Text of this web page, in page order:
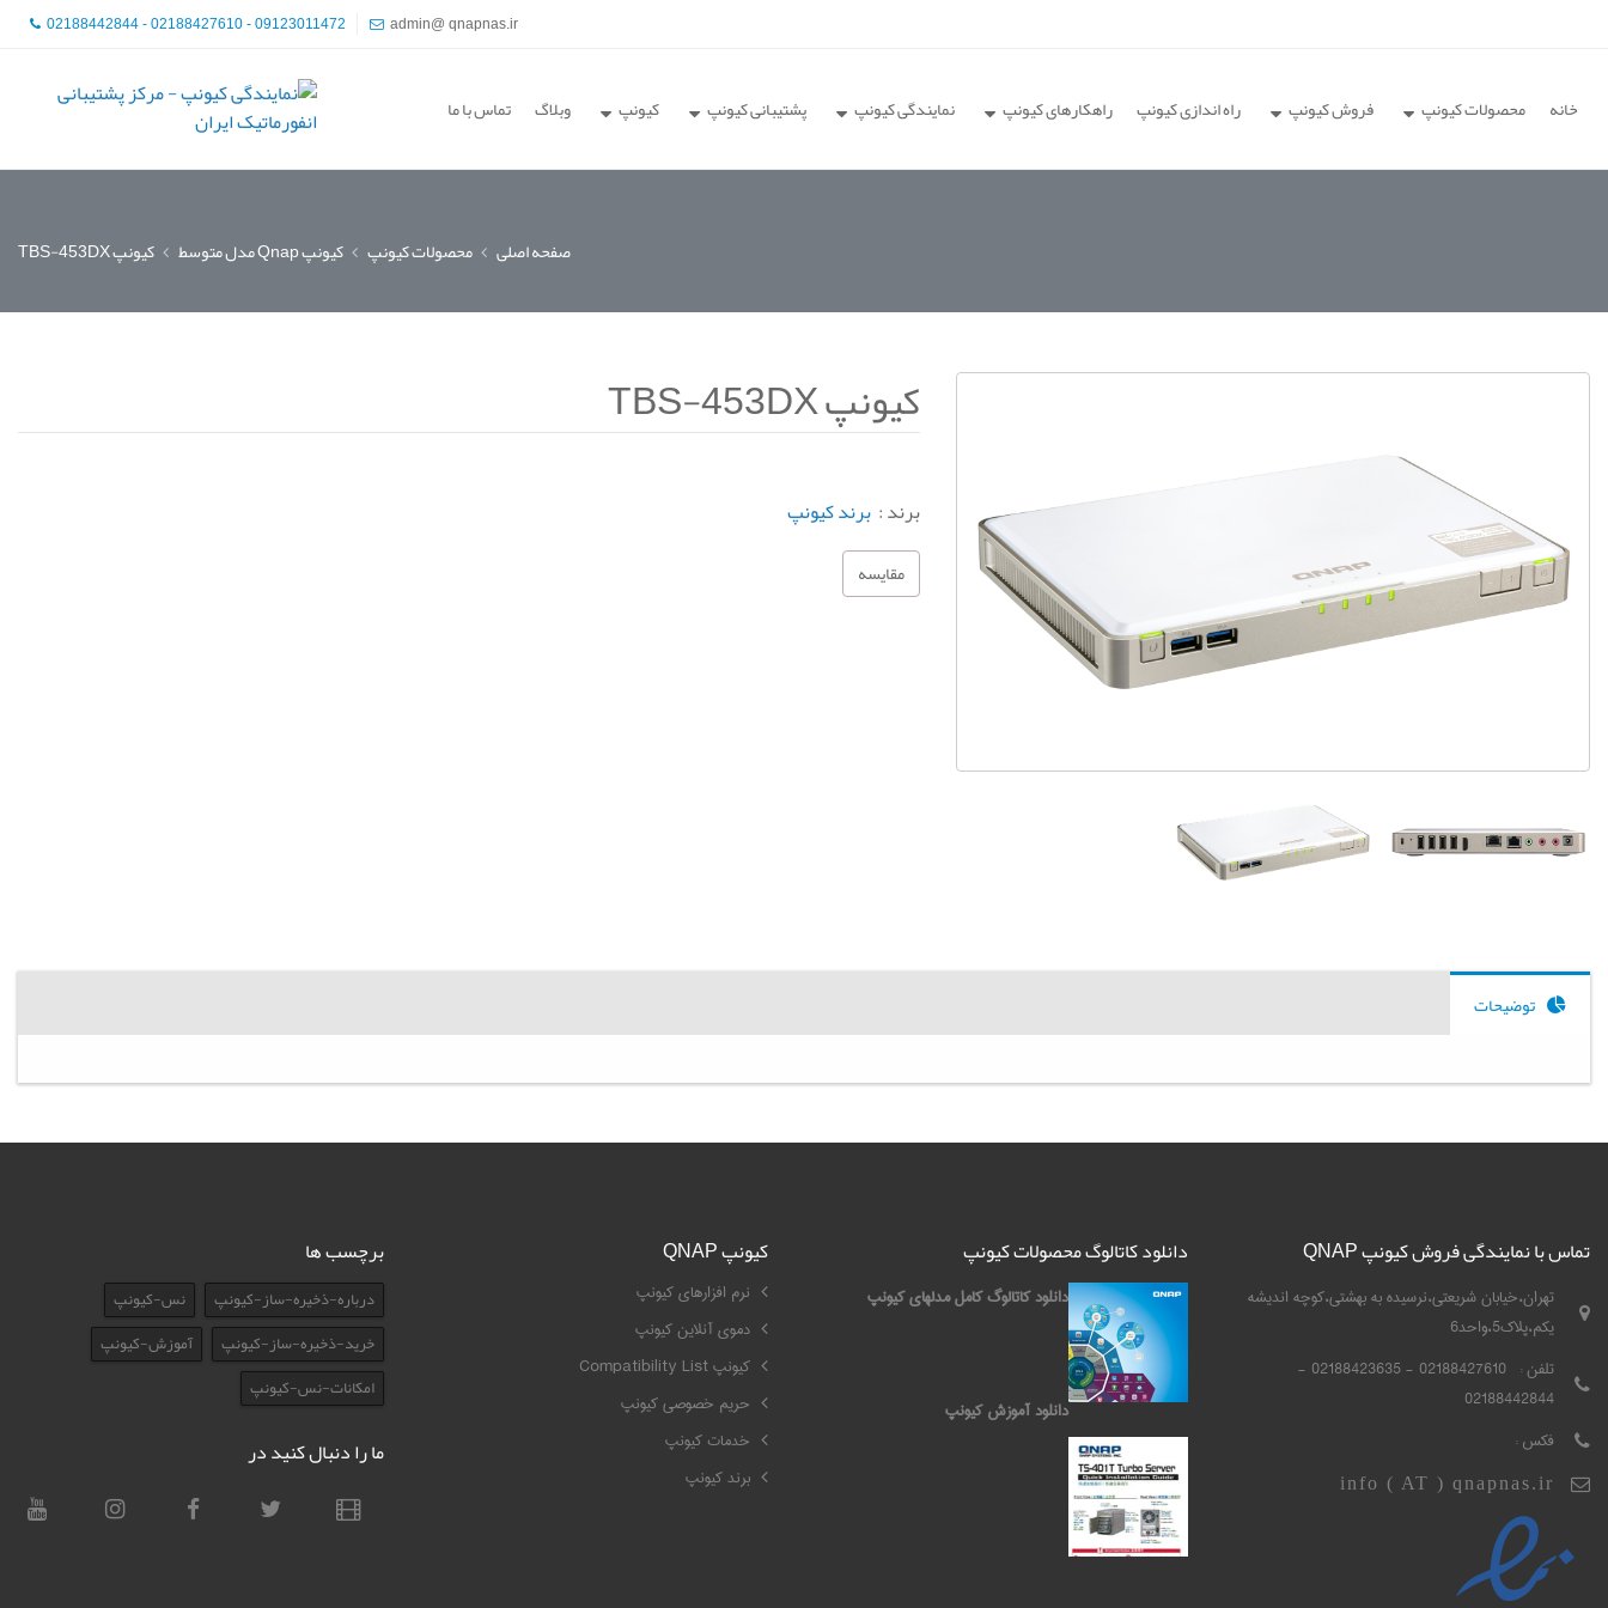
02188442844 - 02188427610 - 09123011472 admin@ qnapnas.ir
خانه محصولات کیونپ فروش کیونپ راه اندازی کیونپ راهکارهای کیونپ نمایندگی کیونپ پشتیبانی کیونپ کیونپ وبلاگ تماس با ما
صفحه اصلی محصولات کیونپ کیونپ Qnap مدل متوسط کیونپ TBS-453DX
کیونپ TBS-453DX
برند : برند کیونپ
مقایسه
توضیحات
تماس با نمایندگی فروش کیونپ QNAP
تهران،خیابان شریعتی،نرسیده به بهشتی،کوچه اندیشه
یکم،پلاک5،واحد6
تلفن :
02188427610 - 02188423635 -
02188442844
فکس :
info ( AT ) qnapnas.ir
دانلود کاتالوگ محصولات کیونپ
دانلود کاتالوگ کامل مدلهای کیونپ
دانلود آموزش کیونپ
کیونپ QNAP
نرم افزارهای کیونپ
دموی آنلاین کیونپ
کیونپ Compatibility List
حریم خصوصی کیونپ
خدمات کیونپ
برند کیونپ
برچسب ها
درباره-ذخیره-ساز-کیونپ
نس-کیونپ
خرید-ذخیره-ساز-کیونپ
آموزش-کیونپ
امکانات-نس-کیونپ
ما را دنبال کنید در